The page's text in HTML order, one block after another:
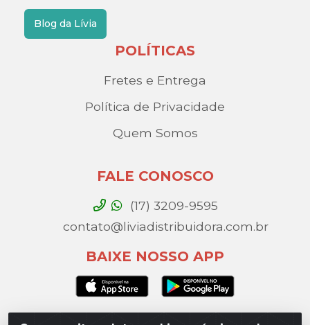
Blog da Lívia
POLÍTICAS
Fretes e Entrega
Política de Privacidade
Quem Somos
FALE CONOSCO
(17) 3209-9595
contato@liviadistribuidora.com.br
BAIXE NOSSO APP